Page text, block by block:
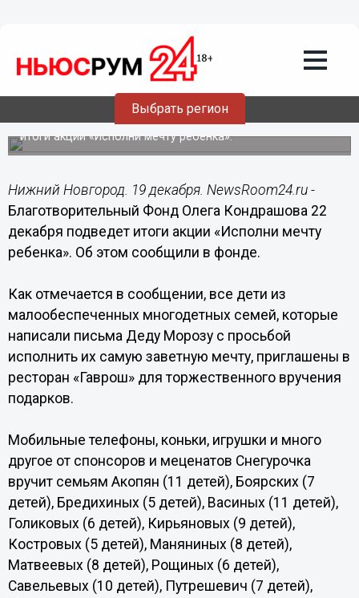
Выбрать регион
Новогодние подарки от спонсоров и
меценатов получат 18 многодетных
нижегородских семей
Благотворительный Фонд Олега Кондрашова подведет
итоги акции «Исполни мечту ребенка».
Нижний Новгород. 19 декабря. NewsRoom24.ru -
Благотворительный Фонд Олега Кондрашова 22
декабря подведет итоги акции «Исполни мечту
ребенка». Об этом сообщили в фонде.
Как отмечается в сообщении, все дети из
малообеспеченных многодетных семей, которые
написали письма Деду Морозу с просьбой
исполнить их самую заветную мечту, приглашены в
ресторан «Гаврош» для торжественного вручения
подарков.
Мобильные телефоны, коньки, игрушки и много
другое от спонсоров и меценатов Снегурочка
вручит семьям Акопян (11 детей), Боярских (7
детей), Бредихиных (5 детей), Васиных (11 детей),
Голиковых (6 детей), Кирьяновых (9 детей),
Костровых (5 детей), Маняниных (8 детей),
Матвеевых (8 детей), Рощиных (6 детей),
Савельевых (10 детей), Путрешевич (7 детей),